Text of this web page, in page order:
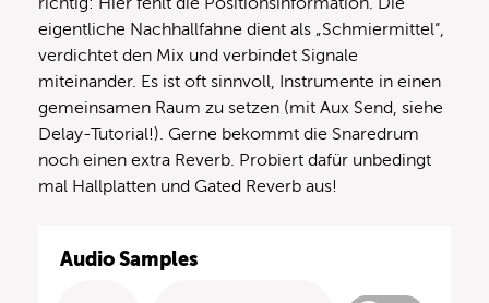
eigentliche Nachhallfahne dient als „Schmiermittel“,
verdichtet den Mix und verbindet Signale
miteinander. Es ist oft sinnvoll, Instrumente in einen
gemeinsamen Raum zu setzen (mit Aux Send, siehe
Delay-Tutorial!). Gerne bekommt die Snaredrum
noch einen extra Reverb. Probiert dafür unbedingt
mal Hallplatten und Gated Reverb aus!
Audio Samples